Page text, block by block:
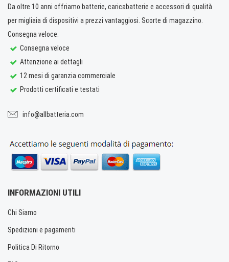
Da oltre 10 anni offriamo batterie, caricabatterie e accessori di qualità
per migliaia di dispositivi a prezzi vantaggiosi. Scorte di magazzino.
Consegna veloce.
Consegna veloce
Attenzione ai dettagli
12 mesi di garanzia commerciale
Prodotti certificati e testati
info@allbatteria.com
INFORMAZIONI UTILI
Chi Siamo
Spedizioni e pagamenti
Politica Di Ritorno